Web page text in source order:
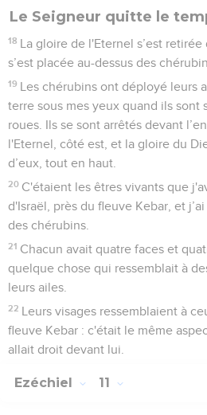
Le Seigneur quitte le
18 La gloire de l'Eternel s’est
s’est placée au-dessus des
19 Les chérubins ont déployé leurs
terre sous mes yeux quand ils sont
roues. Ils se sont arrêtés devant
l'Eternel, côté est, et la gloire du
d’eux, tout en haut.
20 C'étaient les êtres vivants que
d'Israël, près du fleuve Kebar, et
des chérubins.
21 Chacun avait quatre faces et
quelque chose qui ressemblait à
leurs ailes.
22 Leurs visages ressemblaient à
fleuve Kebar : c'était le même
allait droit devant lui.
Ezéchiel 11